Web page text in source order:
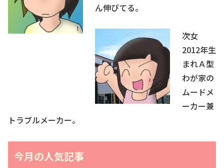
ん伸びてる。
次女
2012年生
まれＡ型
わが家の
ムードメ
ーカー兼
トラブルメーカー。
今月の人気記事